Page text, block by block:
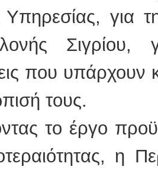
Υπηρεσίας, για
Σιγρίου,
που υπάρχουν
τους.
το έργο
η